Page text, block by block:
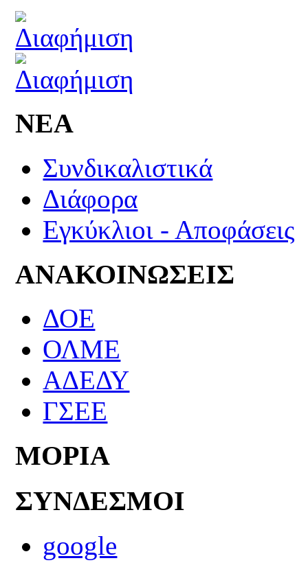
ΝΕΑ
Συνδικαλιστικά
Διάφορα
Εγκύκλιοι - Αποφάσεις
ΑΝΑΚΟΙΝΩΣΕΙΣ
ΔΟΕ
ΟΛΜΕ
ΑΔΕΔΥ
ΓΣΕΕ
ΜΟΡΙΑ
ΣΥΝΔΕΣΜΟΙ
google